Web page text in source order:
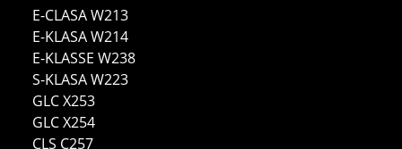
E-CLASA W213
E-KLASA W214
E-KLASSE W238
S-KLASA W223
GLC X253
GLC X254
CLS C257